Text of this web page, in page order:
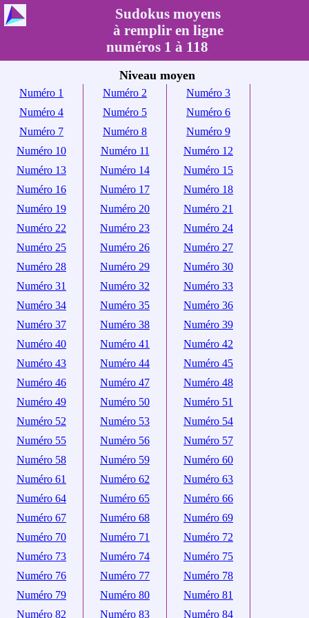
Sudokus moyens
à remplir en ligne
numéros 1 à 118
Niveau moyen
Numéro 1 Numéro 2
Numéro 3
Numéro 4
Numéro 5
Numéro 6
Numéro 7
Numéro 8
Numéro 9
Numéro 10
Numéro 11
Numéro 12
Numéro 13
Numéro 14
Numéro 15
Numéro 16
Numéro 17
Numéro 18
Numéro 19
Numéro 20
Numéro 21
Numéro 22
Numéro 23
Numéro 24
Numéro 25
Numéro 26
Numéro 27
Numéro 28
Numéro 29
Numéro 30
Numéro 31
Numéro 32
Numéro 33
Numéro 34
Numéro 35
Numéro 36
Numéro 37
Numéro 38
Numéro 39
Numéro 40
Numéro 41
Numéro 42
Numéro 43
Numéro 44
Numéro 45
Numéro 46
Numéro 47
Numéro 48
Numéro 49
Numéro 50
Numéro 51
Numéro 52
Numéro 53
Numéro 54
Numéro 55
Numéro 56
Numéro 57
Numéro 58
Numéro 59
Numéro 60
Numéro 61
Numéro 62
Numéro 63
Numéro 64
Numéro 65
Numéro 66
Numéro 67
Numéro 68
Numéro 69
Numéro 70
Numéro 71
Numéro 72
Numéro 73
Numéro 74
Numéro 75
Numéro 76
Numéro 77
Numéro 78
Numéro 79
Numéro 80
Numéro 81
Numéro 82
Numéro 83 Numéro 84